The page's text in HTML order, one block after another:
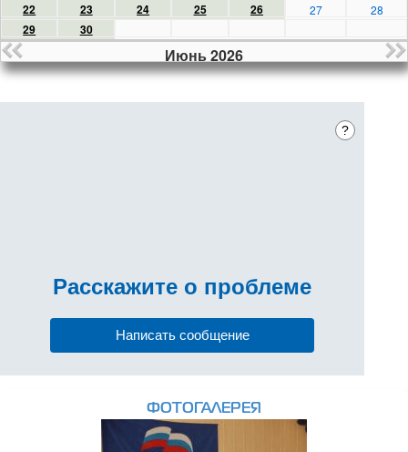
22 23 24 25 26 27 28
29 30
Июнь 2026
?
Расскажите о проблеме
Написать сообщение
ФОТОГАЛЕРЕЯ